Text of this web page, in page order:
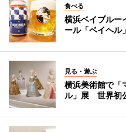
食べる
横浜ベイブル
ール「ベイヘル」
見る・遊ぶ
横浜美術館で「
ル」展 世界初